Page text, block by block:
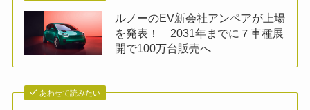
ルノーのEV新会社アンペアが上場
を発表！ 2031年までに７車種展
開で100万台販売へ
あわせて読みたい